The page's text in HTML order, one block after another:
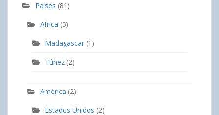
Países (81)
Africa (3)
Madagascar (1)
Túnez (2)
América (2)
Estados Unidos (2)